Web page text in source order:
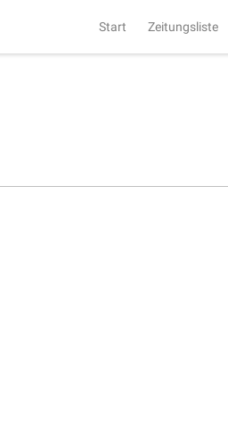
Start Zeitungsliste